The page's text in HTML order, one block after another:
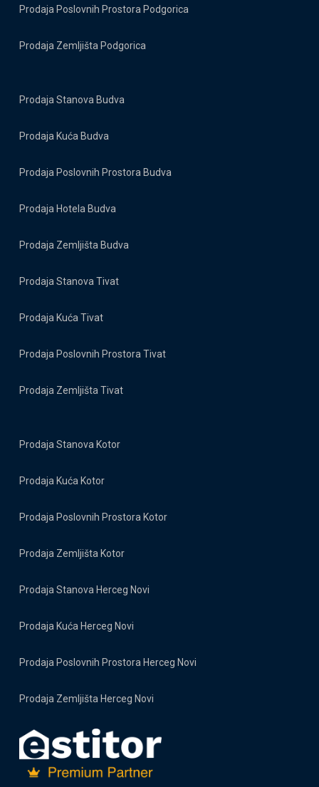
Prodaja Poslovnih Prostora Podgorica
Prodaja Zemljišta Podgorica
Prodaja Stanova Budva
Prodaja Kuća Budva
Prodaja Poslovnih Prostora Budva
Prodaja Hotela Budva
Prodaja Zemljišta Budva
Prodaja Stanova Tivat
Prodaja Kuća Tivat
Prodaja Poslovnih Prostora Tivat
Prodaja Zemljišta Tivat
Prodaja Stanova Kotor
Prodaja Kuća Kotor
Prodaja Poslovnih Prostora Kotor
Prodaja Zemljišta Kotor
Prodaja Stanova Herceg Novi
Prodaja Kuća Herceg Novi
Prodaja Poslovnih Prostora Herceg Novi
Prodaja Zemljišta Herceg Novi